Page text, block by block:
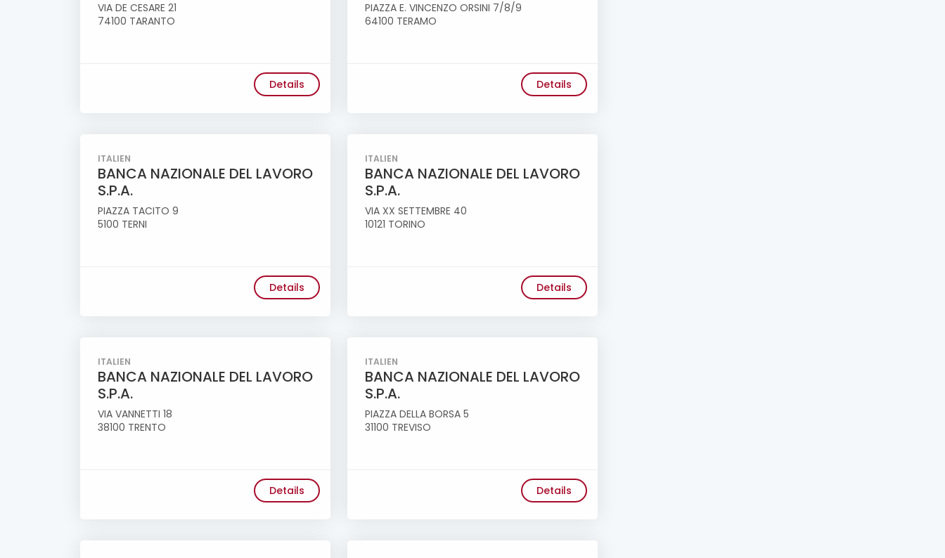
VIA DE CESARE 21
74100 TARANTO
Details
PIAZZA E. VINCENZO ORSINI 7/8/9
64100 TERAMO
Details
ITALIEN
BANCA NAZIONALE DEL LAVORO
S.P.A.
PIAZZA TACITO 9
5100 TERNI
Details
ITALIEN
BANCA NAZIONALE DEL LAVORO
S.P.A.
VIA XX SETTEMBRE 40
10121 TORINO
Details
ITALIEN
BANCA NAZIONALE DEL LAVORO
S.P.A.
VIA VANNETTI 18
38100 TRENTO
Details
ITALIEN
BANCA NAZIONALE DEL LAVORO
S.P.A.
PIAZZA DELLA BORSA 5
31100 TREVISO
Details